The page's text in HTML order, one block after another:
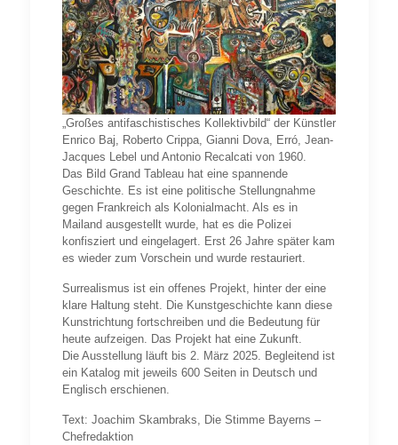
„Großes antifaschistisches Kollektivbild“ der Künstler
Enrico Baj, Roberto Crippa, Gianni Dova, Erró, Jean-
Jacques Lebel und Antonio Recalcati von 1960.
Das Bild Grand Tableau hat eine spannende
Geschichte. Es ist eine politische Stellungnahme
gegen Frankreich als Kolonialmacht. Als es in
Mailand ausgestellt wurde, hat es die Polizei
konfisziert und eingelagert. Erst 26 Jahre später kam
es wieder zum Vorschein und wurde restauriert.
Surrealismus ist ein offenes Projekt, hinter der eine
klare Haltung steht. Die Kunstgeschichte kann diese
Kunstrichtung fortschreiben und die Bedeutung für
heute aufzeigen. Das Projekt hat eine Zukunft.
Die Ausstellung läuft bis 2. März 2025. Begleitend ist
ein Katalog mit jeweils 600 Seiten in Deutsch und
Englisch erschienen.
Text: Joachim Skambraks, Die Stimme Bayerns –
Chefredaktion